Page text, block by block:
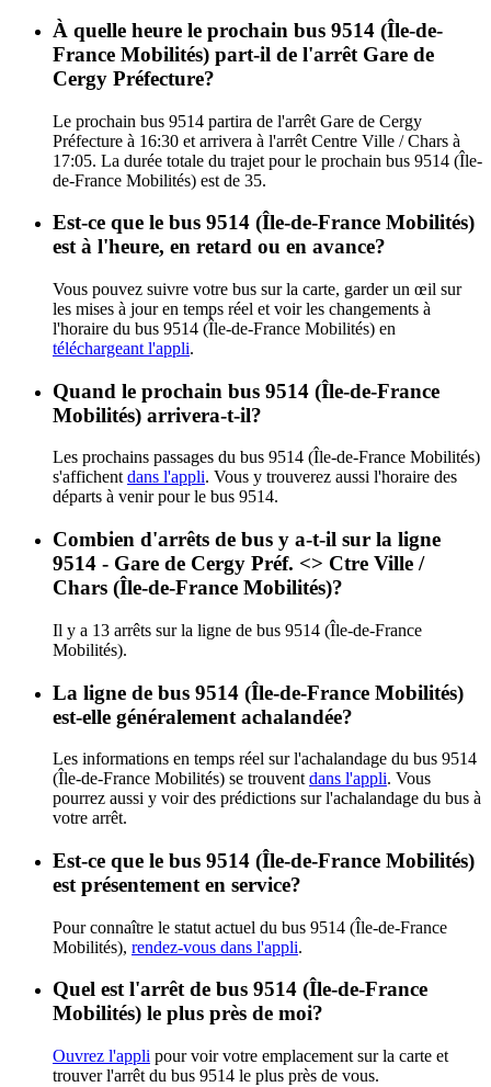
À quelle heure le prochain bus 9514 (Île-de-
France Mobilités) part-il de l'arrêt Gare de
Cergy Préfecture?
Le prochain bus 9514 partira de l'arrêt Gare de Cergy
Préfecture à 16:30 et arrivera à l'arrêt Centre Ville / Chars à
17:05. La durée totale du trajet pour le prochain bus 9514 (Île-
de-France Mobilités) est de 35.
Est-ce que le bus 9514 (Île-de-France Mobilités)
est à l'heure, en retard ou en avance?
Vous pouvez suivre votre bus sur la carte, garder un œil sur
les mises à jour en temps réel et voir les changements à
l'horaire du bus 9514 (Île-de-France Mobilités) en
téléchargeant l'appli.
Quand le prochain bus 9514 (Île-de-France
Mobilités) arrivera-t-il?
Les prochains passages du bus 9514 (Île-de-France Mobilités)
s'affichent dans l'appli. Vous y trouverez aussi l'horaire des
départs à venir pour le bus 9514.
Combien d'arrêts de bus y a-t-il sur la ligne
9514 - Gare de Cergy Préf. <> Ctre Ville /
Chars (Île-de-France Mobilités)?
Il y a 13 arrêts sur la ligne de bus 9514 (Île-de-France
Mobilités).
La ligne de bus 9514 (Île-de-France Mobilités)
est-elle généralement achalandée?
Les informations en temps réel sur l'achalandage du bus 9514
(Île-de-France Mobilités) se trouvent dans l'appli. Vous
pourrez aussi y voir des prédictions sur l'achalandage du bus à
votre arrêt.
Est-ce que le bus 9514 (Île-de-France Mobilités)
est présentement en service?
Pour connaître le statut actuel du bus 9514 (Île-de-France
Mobilités), rendez-vous dans l'appli.
Quel est l'arrêt de bus 9514 (Île-de-France
Mobilités) le plus près de moi?
Ouvrez l'appli pour voir votre emplacement sur la carte et
trouver l'arrêt du bus 9514 le plus près de vous.